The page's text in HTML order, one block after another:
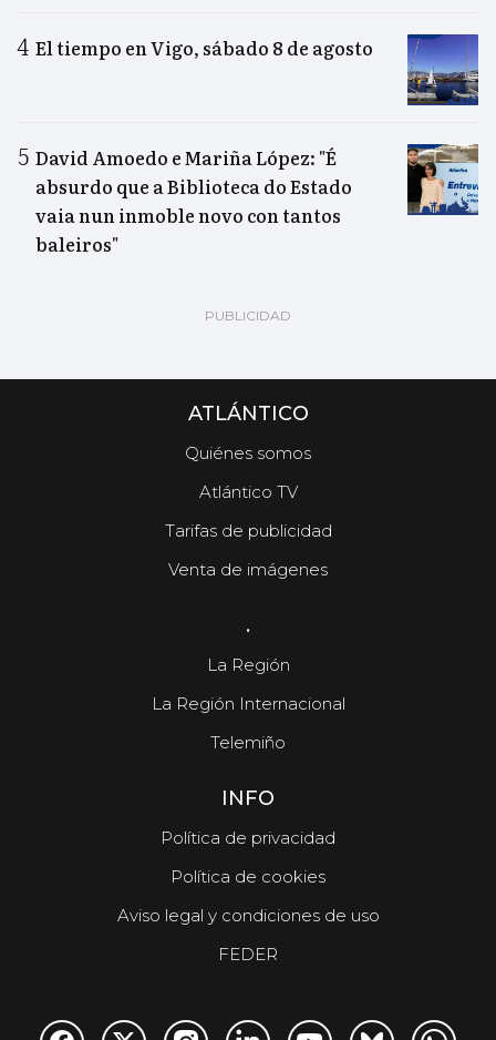
El tiempo en Vigo, sábado 8 de agosto
David Amoedo e Mariña López: "É
absurdo que a Biblioteca do Estado
vaia nun inmoble novo con tantos
baleiros"
ATLÁNTICO
Quiénes somos
Atlántico TV
Tarifas de publicidad
Venta de imágenes
.
La Región
La Región Internacional
Telemiño
INFO
Política de privacidad
Política de cookies
Aviso legal y condiciones de uso
FEDER